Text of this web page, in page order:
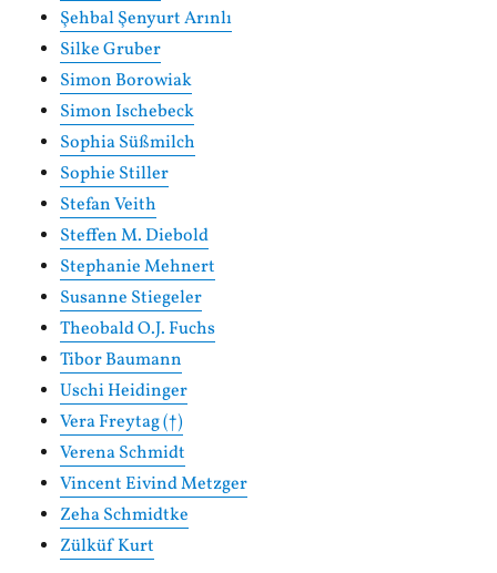
Şehbal Şenyurt Arınlı
Silke Gruber
Simon Borowiak
Simon Ischebeck
Sophia Süßmilch
Sophie Stiller
Stefan Veith
Steffen M. Diebold
Stephanie Mehnert
Susanne Stiegeler
Theobald O.J. Fuchs
Tibor Baumann
Uschi Heidinger
Vera Freytag (†)
Verena Schmidt
Vincent Eivind Metzger
Zeha Schmidtke
Zülküf Kurt